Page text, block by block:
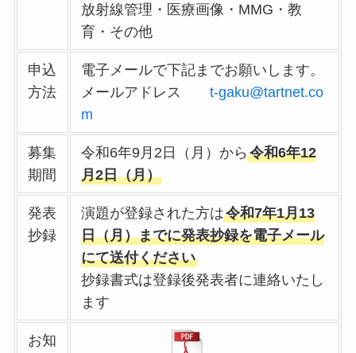
放射線管理・医療画像・MMG・教
育・その他
申込
方法
電子メールで下記までお願いします。
メールアドレスt-gaku@tartnet.co
m
募集
期間
令和6年9月2日（月）から令和6年12
月2日（月）
発表
抄録
演題が登録された方は令和7年1月13
日（月）までに発表抄録を電子メール
にて送付ください
抄録書式は登録後発表者に連絡いたし
ます
お知